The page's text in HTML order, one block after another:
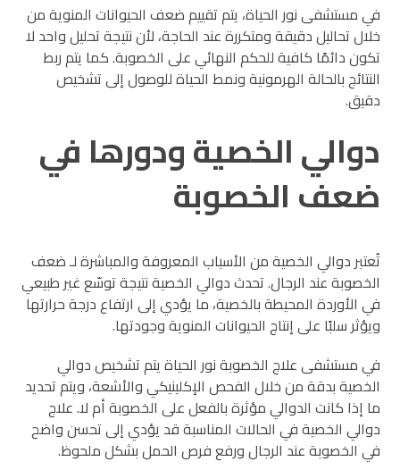
في مستشفى نور الحياة، يتم تقييم ضعف الحيوانات المنوية من
خلال تحاليل دقيقة ومتكررة عند الحاجة، لأن نتيجة تحليل واحد لا
تكون دائمًا كافية للحكم النهائي على الخصوبة. كما يتم ربط
النتائج بالحالة الهرمونية ونمط الحياة للوصول إلى تشخيص
دقيق.
دوالي الخصية ودورها في
ضعف الخصوبة
تُعتبر دوالي الخصية من الأسباب المعروفة والمباشرة لـ ضعف
الخصوبة عند الرجال. تحدث دوالي الخصية نتيجة توسّع غير طبيعي
في الأوردة المحيطة بالخصية، ما يؤدي إلى ارتفاع درجة حرارتها
ويؤثر سلبًا على إنتاج الحيوانات المنوية وجودتها.
في مستشفى علاج الخصوبة نور الحياة يتم تشخيص دوالي
الخصية بدقة من خلال الفحص الإكلينيكي والأشعة، ويتم تحديد
ما إذا كانت الدوالي مؤثرة بالفعل على الخصوبة أم لا. علاج
دوالي الخصية في الحالات المناسبة قد يؤدي إلى تحسن واضح
في الخصوبة عند الرجال ورفع فرص الحمل بشكل ملحوظ.